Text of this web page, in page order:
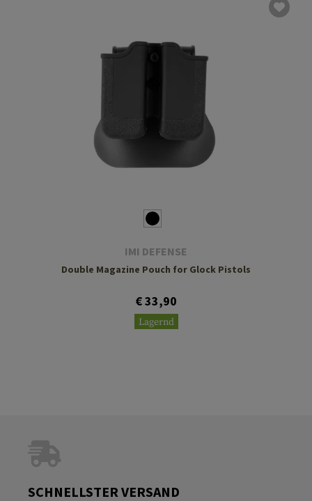
IMI DEFENSE
Double Magazine Pouch for Glock Pistols
€ 33,90
Lagernd
SCHNELLSTER VERSAND